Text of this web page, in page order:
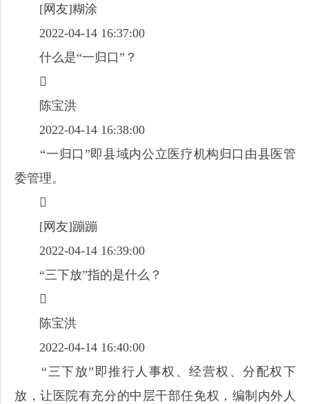
[网友]糊涂
2022-04-14 16:37:00
什么是“一归口”？

陈宝洪
2022-04-14 16:38:00
“一归口”即县域内公立医疗机构归口由县医管
委管理。

[网友]蹦蹦
2022-04-14 16:39:00
“三下放”指的是什么？

陈宝洪
2022-04-14 16:40:00
“三下放”即推行人事权、经营权、分配权下
放，让医院有充分的中层干部任免权，编制内外人